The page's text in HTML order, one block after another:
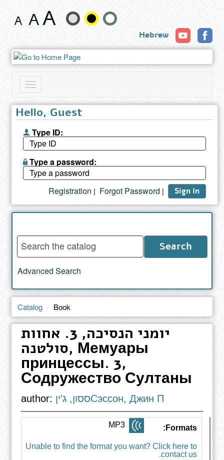
Change
size
and
color
Hebrew
Toggle
navigation
Hello, Guest
Type ID:
Type a password:
Sign In
|
Forgot Password
|
Registration
Enter
words
to
search
catalog
Search
Advanced Search
Catalog Book
יומני הנסיכה, 3. אחוות
סולטנה, Мемуары
принцессы. 3,
Содружество Султаны
author: ססון, ג'יןСэссон, Джин П
Formats:
Unable to find the format you want? Click here to
contact us.